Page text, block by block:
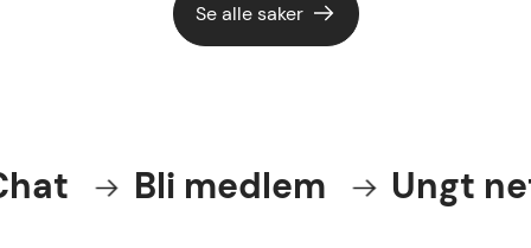
Se alle saker
Bli medlem Ungt